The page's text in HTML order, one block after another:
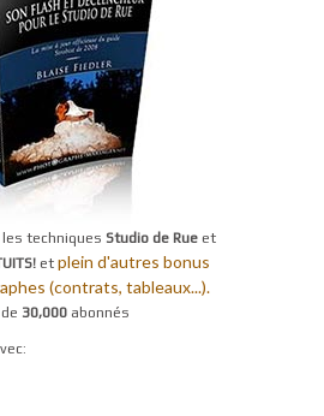
techniques Studio de Rueet
et plein d'autres bonus
(contrats, tableaux...).
30,000abonnés